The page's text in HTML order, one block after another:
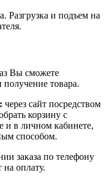
Разгрузка и подъем на
Вы сможете
товара.
через сайт посредством
корзину с
и в личном кабинете,
способом.
заказа по телефону
на оплату.